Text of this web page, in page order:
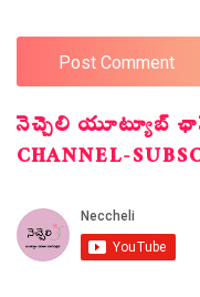
నెచ్చెలి యూట్యూబ్
CHANNEL-